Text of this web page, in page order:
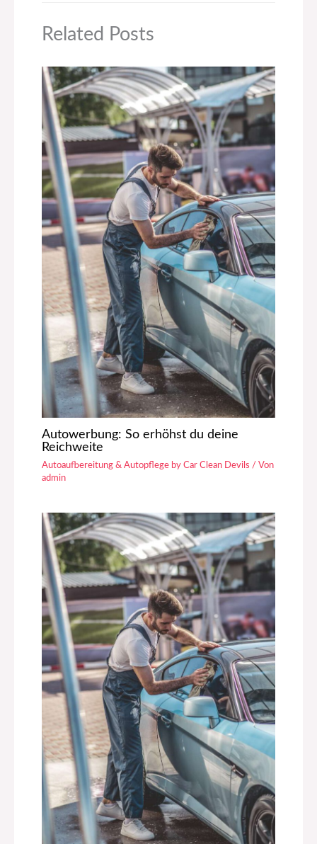
Related Posts
Autowerbung: So erhöhst du deine
Reichweite
Autoaufbereitung & Autopflege by Car Clean Devils / Von
admin